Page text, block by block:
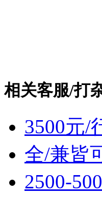
相关客服/打
3500元/
全/兼皆
2500-